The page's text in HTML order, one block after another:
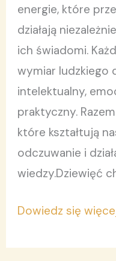
energie, które
działają
ich świadomi.
wymiar ludzkiego
intelektualny,
praktyczny.
które kształtują
odczuwanie i
wiedzy.Dziewięć
Dowiedz się